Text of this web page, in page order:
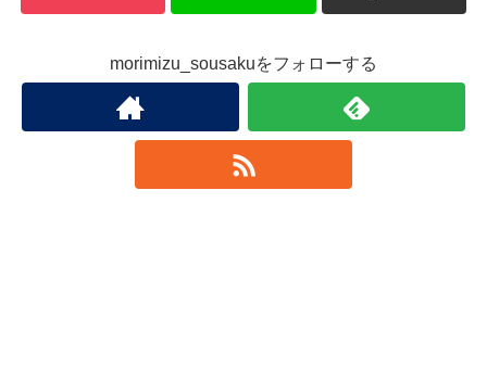
morimizu_sousakuをフォローする